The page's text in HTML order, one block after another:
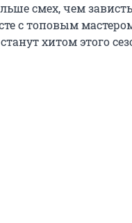
смех, чем
с топовым
хитом этого